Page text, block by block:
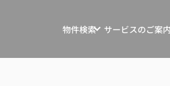
物件検索
戸建を探す
サービスのご案
戸建・マンション・土地・